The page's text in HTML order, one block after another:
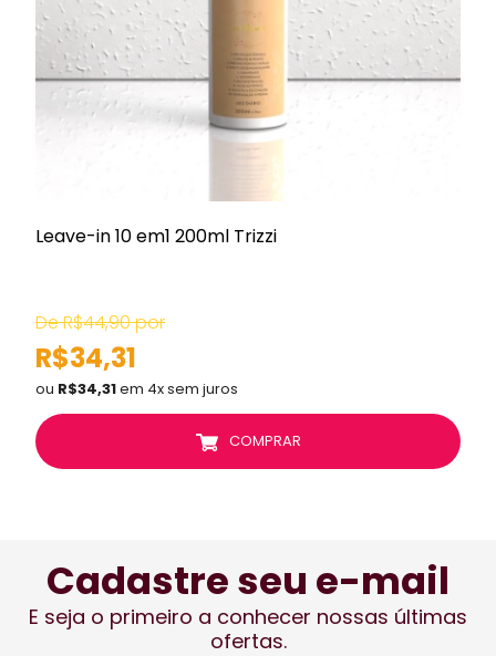
Leave-in 10 em1 200ml Trizzi
De R$44,90 por
R$34,31
ou R$34,31em 4x sem juros
COMPRAR
Cadastre seu e-mail
E seja o primeiro a conhecer nossas últimas
ofertas.